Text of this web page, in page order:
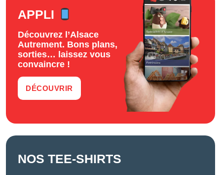
APPLI
Découvrez l’Alsace
Autrement. Bons plans,
sorties… laissez vous
convaincre !
DÉCOUVRIR
NOS TEE-SHIRTS